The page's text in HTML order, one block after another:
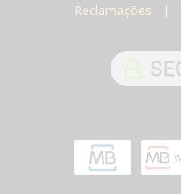
Reclamações |